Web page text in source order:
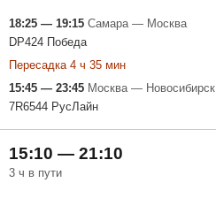
18:25 — 19:15 Самара — Москва
DP424 Победа
Пересадка 4 ч 35 мин
15:45 — 23:45 Москва — Новосибирск
7R6544 РусЛайн
15:10 — 21:10
3 ч в пути